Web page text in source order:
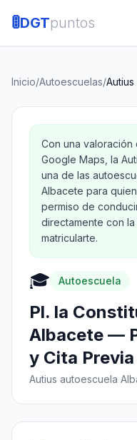
🚦DGTpuntos
Inicio/Autoescuelas/
Con una
Google Maps, la
una de las
Albacete para
permiso de
directamente con
matricularte.
🎓 Autoescuela
Pl. la
Albacete —
y Cita Previa
Autius autoescuela